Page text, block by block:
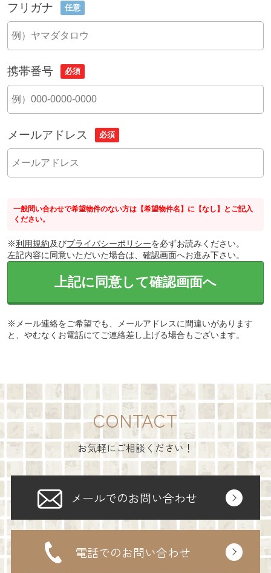
フリガナ 任意
携帯番号 必須
メールアドレス 必須
一般問い合わせで希望物件のない方は【希望物件名】に【なし】とご記入
ください。
※利用規約及びプライバシーポリシーを必ずお読みください。
左記内容に同意いただいた場合は、確認画面へお進み下さい。
上記に同意して確認画面へ
※メール連絡をご希望でも、メールアドレスに間違いがあります
と、やむなくお電話にてご連絡差し上げる場合もございます。
CONTACT
お気軽にご相談ください！
メールでのお問い合わせ
電話でのお問い合わせ